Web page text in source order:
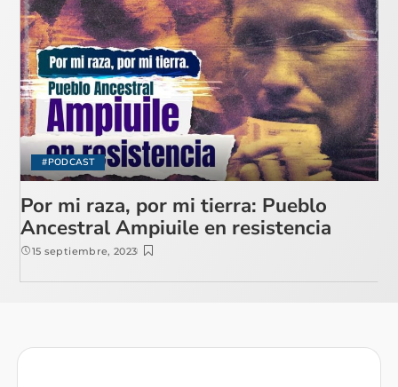
#PODCAST
Por mi raza, por mi tierra: Pueblo
Ancestral Ampiuile en resistencia
15 septiembre, 2023